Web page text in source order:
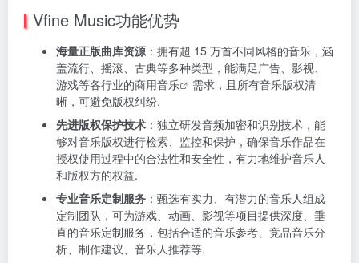
Vfine Music功能优势
海量正版曲库资源：拥有超 15 万首不同风格的音乐，涵
盖流行、摇滚、古典等多种类型，能满足广告、影视、
游戏等各行业的商用音乐
需求，且所有音乐版权清
晰，可避免版权纠纷.
先进版权保护技术 ：独立研发音频加密和识别技术，能
够对音乐版权进行检索、监控和保护，确保音乐作品在
授权使用过程中的合法性和安全性，有力地维护音乐人
和版权方的权益.
专业音乐定制服务 ：甄选有实力、有潜力的音乐人组成
定制团队，可为游戏、动画、影视等项目提供深度、垂
直的音乐定制服务，包括合适的音乐参考、竞品音乐分
析、制作建议、音乐人推荐等.